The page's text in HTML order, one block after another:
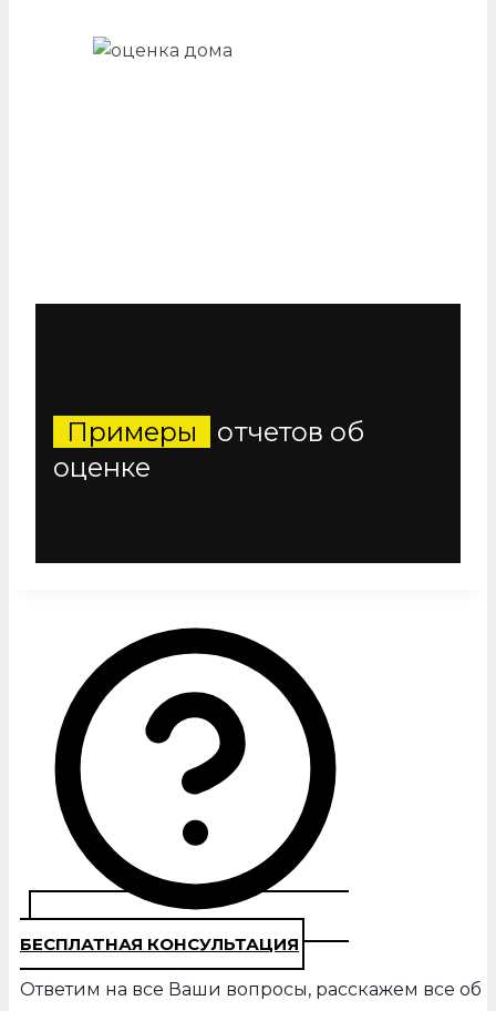
Примеры
отчетов об
оценке
БЕСПЛАТНАЯ КОНСУЛЬТАЦИЯ
Ответим на все Ваши вопросы, расскажем все об